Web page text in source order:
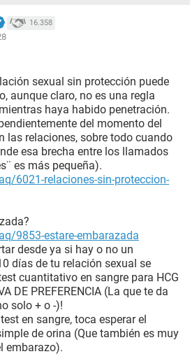
16.358
sexual sin protección puede
aunque claro, no es una regla
haya habido penetración.
del momento del
las relaciones, sobre todo cuando
esa brecha entre los llamados
es más pequeña).
6021-relaciones-sin-proteccion-
9853-estare-embarazada
desde ya si hay o no un
días de tu relación sexual se
cuantitativo en sangre para HCG
DE PREFERENCIA (La que te da
solo + o -)!
en sangre, toca esperar el
de orina (Que también es muy
embarazo).